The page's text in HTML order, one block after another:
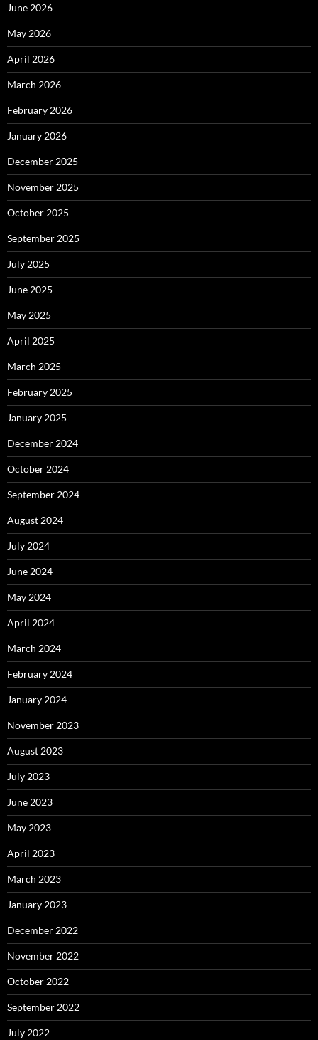
June 2026
May 2026
April 2026
March 2026
February 2026
January 2026
December 2025
November 2025
October 2025
September 2025
July 2025
June 2025
May 2025
April 2025
March 2025
February 2025
January 2025
December 2024
October 2024
September 2024
August 2024
July 2024
June 2024
May 2024
April 2024
March 2024
February 2024
January 2024
November 2023
August 2023
July 2023
June 2023
May 2023
April 2023
March 2023
January 2023
December 2022
November 2022
October 2022
September 2022
July 2022